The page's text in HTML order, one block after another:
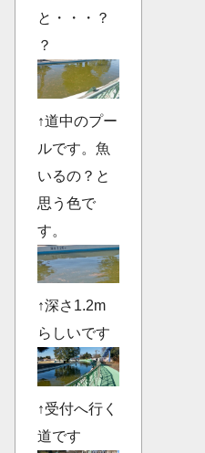
と・・・？
？
↑道中のプー
ルです。魚
いるの？と
思う色で
す。
↑深さ1.2m
らしいです
↑受付へ行く
道です